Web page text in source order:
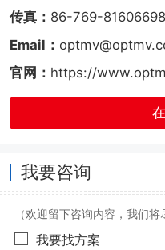
传真： 86-769-81606698
Email：
官网： https://
我要咨询
（欢迎留下咨询内容，我们将
我要找方案